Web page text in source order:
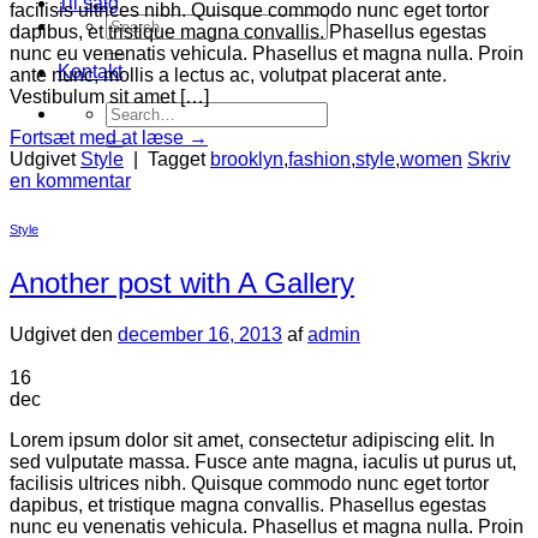
Search
for:
Kontakt
Search
for:
facilisis ultrices nibh. Quisque commodo nunc eget tortor
dapibus, et tristique magna convallis. Phasellus egestas
nunc eu venenatis vehicula. Phasellus et magna nulla. Proin
ante nunc, mollis a lectus ac, volutpat placerat ante.
Vestibulum sit amet […]
Fortsæt med at læse →
Udgivet Style Tagget brooklyn,fashion,style,women Skriv
en kommentar
Style
Another post with A Gallery
Udgivet den december 16, 2013 afadmin
16
dec
Lorem ipsum dolor sit amet, consectetur adipiscing elit. In
sed vulputate massa. Fusce ante magna, iaculis ut purus ut,
facilisis ultrices nibh. Quisque commodo nunc eget tortor
dapibus, et tristique magna convallis. Phasellus egestas
nunc eu venenatis vehicula. Phasellus et magna nulla. Proin